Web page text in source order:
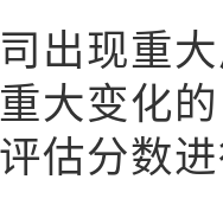
现重大
大变化
估分数